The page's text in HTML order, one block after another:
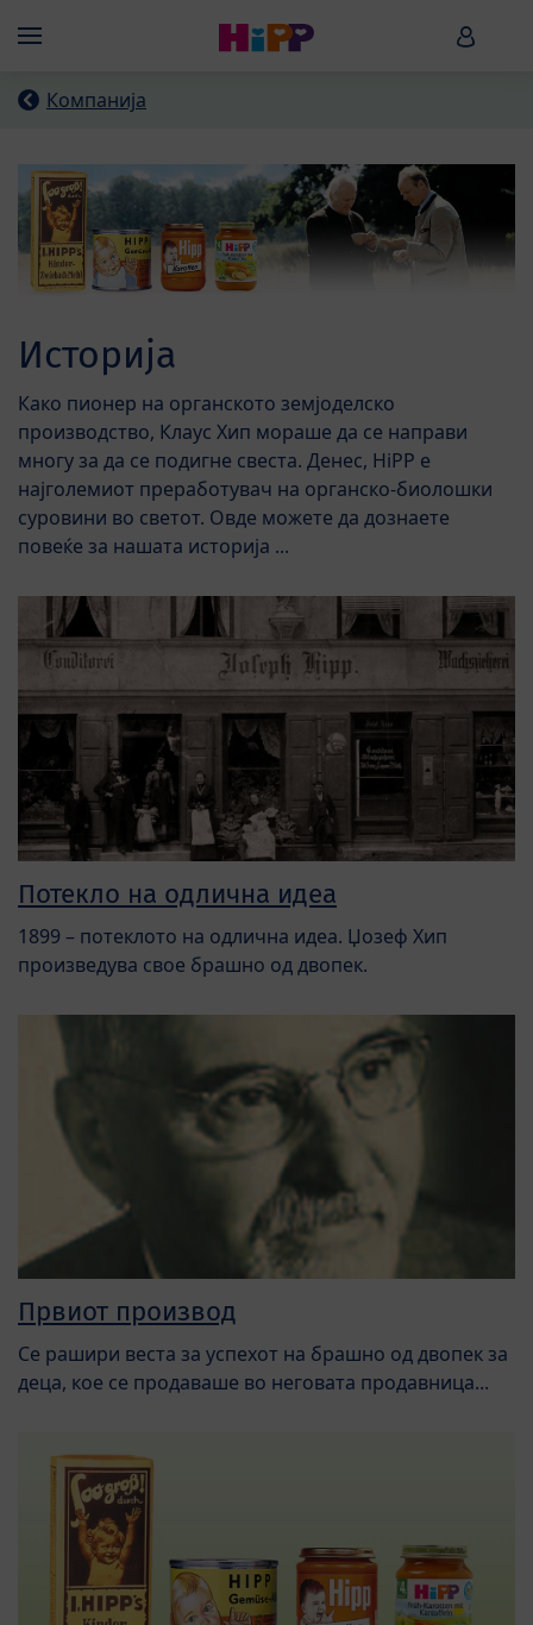
Menü HiPP
Компанија
Историја
Како пионер на органското земјоделско
производство, Клаус Хип мораше да се направи
многу за да се подигне свеста. Денес, HiPP е
најголемиот преработувач на органско-биолошки
суровини во светот. Овде можете да дознаете
повеќе за нашата историја ...
Потекло на одлична идеа
1899 – потеклото на одлична идеа. Џозеф Хип
произведува свое брашно од двопек.
Првиот производ
Се рашири веста за успехот на брашно од двопек за
деца, кое се продаваше во неговата продавница...